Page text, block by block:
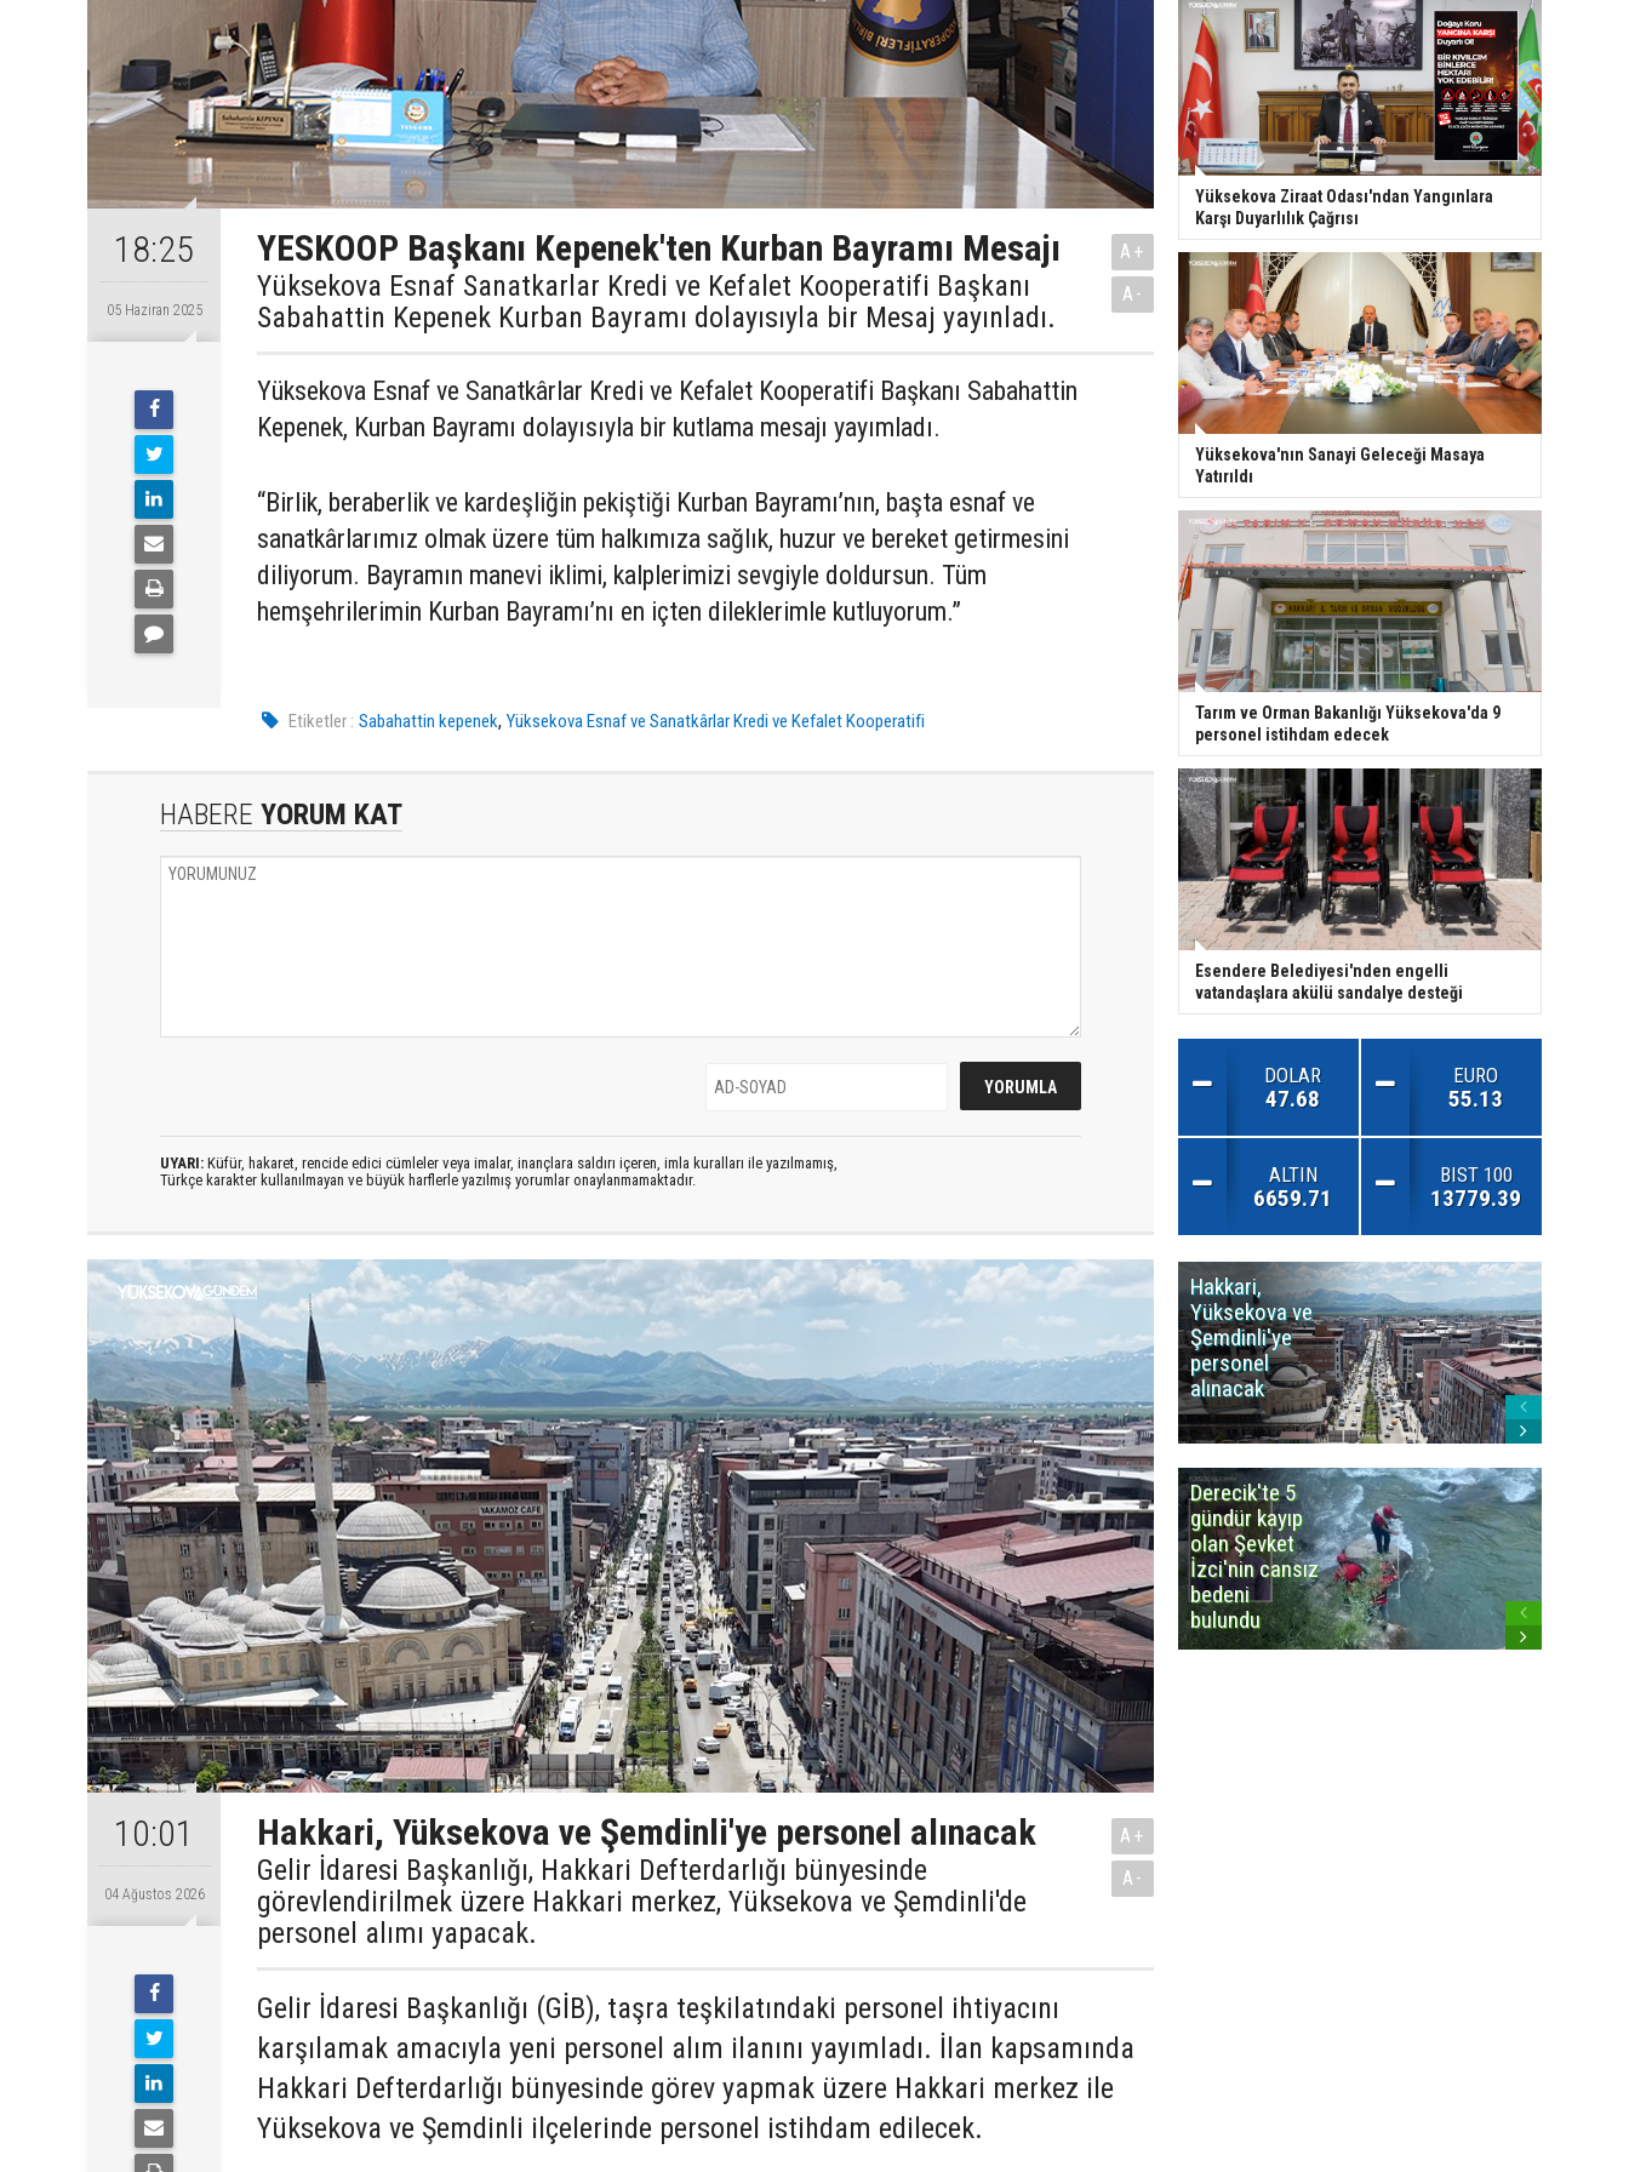
18:25
05 Haziran 2025
YESKOOP Başkanı Kepenek'ten Kurban Bayramı Mesajı
Yüksekova Esnaf Sanatkarlar Kredi ve Kefalet Kooperatifi Başkanı
Sabahattin Kepenek Kurban Bayramı dolayısıyla bir Mesaj yayınladı.
A+
A-
Yüksekova Esnaf ve Sanatkârlar Kredi ve Kefalet Kooperatifi Başkanı Sabahattin
Kepenek, Kurban Bayramı dolayısıyla bir kutlama mesajı yayımladı.
“Birlik, beraberlik ve kardeşliğin pekiştiği Kurban Bayramı’nın, başta esnaf ve
sanatkârlarımız olmak üzere tüm halkımıza sağlık, huzur ve bereket getirmesini
diliyorum. Bayramın manevi iklimi, kalplerimizi sevgiyle doldursun. Tüm
hemşehrilerimin Kurban Bayramı’nı en içten dileklerimle kutluyorum.”
Etiketler : Sabahattin kepenek,Yüksekova Esnaf ve Sanatkârlar Kredi ve Kefalet Kooperatifi
HABERE YORUM KAT
UYARI: Küfür, hakaret, rencide edici cümleler veya imalar, inançlara saldırı içeren, imla kuralları ile yazılmamış,
Türkçe karakter kullanılmayan ve büyük harflerle yazılmış yorumlar onaylanmamaktadır.
10:01
04 Ağustos 2026
Hakkari, Yüksekova ve Şemdinli'ye personel alınacak
Gelir İdaresi Başkanlığı, Hakkari Defterdarlığı bünyesinde
görevlendirilmek üzere Hakkari merkez, Yüksekova ve Şemdinli'de
personel alımı yapacak.
A+
A-
Gelir İdaresi Başkanlığı (GİB), taşra teşkilatındaki personel ihtiyacını
karşılamak amacıyla yeni personel alım ilanını yayımladı. İlan kapsamında
Hakkari Defterdarlığı bünyesinde görev yapmak üzere Hakkari merkez ile
Yüksekova ve Şemdinli ilçelerinde personel istihdam edilecek.
Yüksekova Ziraat Odası'ndan Yangınlara
Karşı Duyarlılık Çağrısı
Yüksekova'nın Sanayi Geleceği Masaya
Yatırıldı
Tarım ve Orman Bakanlığı Yüksekova'da 9
personel istihdam edecek
Esendere Belediyesi'nden engelli
vatandaşlara akülü sandalye desteği
DOLAR
47.68
EURO
55.13
ALTIN
6659.71
BIST 100
13779.39
Hakkari,
Yüksekova ve
Şemdinli'ye
personel
alınacak
Derecik'te 5
gündür kayıp
olan Şevket
İzci'nin cansız
bedeni
bulundu